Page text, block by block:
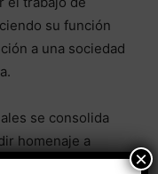
su función
a una sociedad
se consolida
homenaje a
y para
×